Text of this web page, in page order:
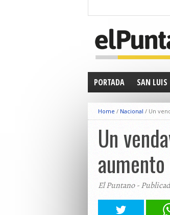
PORTADA SAN LUIS
Home / Nacional / Un
Un
El Puntano -